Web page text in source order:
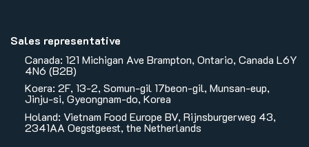
Sales representative
Canada: 121 Michigan Ave Brampton, Ontario, Canada L6Y
4N6 (B2B)
Koera: 2F, 13-2, Somun-gil 17beon-gil, Munsan-eup,
Jinju-si, Gyeongnam-do, Korea
Holand: Vietnam Food Europe BV, Rijnsburgerweg 43,
2341AA Oegstgeest, the Netherlands